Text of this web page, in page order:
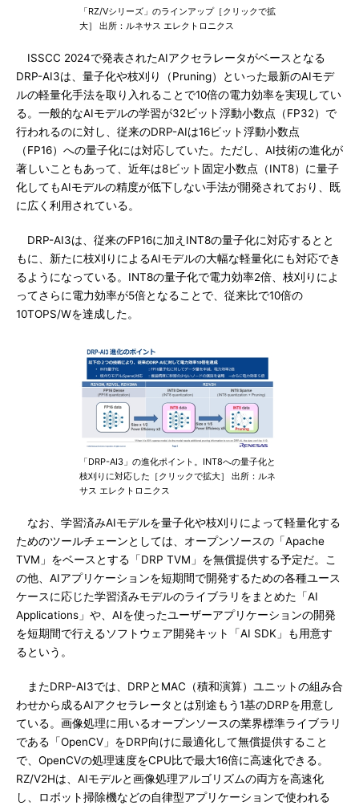
「RZ/Vシリーズ」のラインアップ［クリックで拡
大］ 出所：ルネサス エレクトロニクス
ISSCC 2024で発表されたAIアクセラレータがベースとなる
DRP-AI3は、量子化や枝刈り（Pruning）といった最新のAIモデ
ルの軽量化手法を取り入れることで10倍の電力効率を実現してい
る。一般的なAIモデルの学習が32ビット浮動小数点（FP32）で
行われるのに対し、従来のDRP-AIは16ビット浮動小数点
（FP16）への量子化には対応していた。ただし、AI技術の進化が
著しいこともあって、近年は8ビット固定小数点（INT8）に量子
化してもAIモデルの精度が低下しない手法が開発されており、既
に広く利用されている。
DRP-AI3は、従来のFP16に加えINT8の量子化に対応するとと
もに、新たに枝刈りによるAIモデルの大幅な軽量化にも対応でき
るようになっている。INT8の量子化で電力効率2倍、枝刈りによ
ってさらに電力効率が5倍となることで、従来比で10倍の
10TOPS/Wを達成した。
「DRP-AI3」の進化ポイント。INT8への量子化と
枝刈りに対応した［クリックで拡大］ 出所：ルネ
サス エレクトロニクス
なお、学習済みAIモデルを量子化や枝刈りによって軽量化する
ためのツールチェーンとしては、オープンソースの「Apache
TVM」をベースとする「DRP TVM」を無償提供する予定だ。こ
の他、AIアプリケーションを短期間で開発するための各種ユース
ケースに応じた学習済みモデルのライブラリをまとめた「AI
Applications」や、AIを使ったユーザーアプリケーションの開発
を短期間で行えるソフトウェア開発キット「AI SDK」も用意す
るという。
またDRP-AI3では、DRPとMAC（積和演算）ユニットの組み合
わせから成るAIアクセラレータとは別途もう1基のDRPを用意し
ている。画像処理に用いるオープンソースの業界標準ライブラリ
である「OpenCV」をDRP向けに最適化して無償提供すること
で、OpenCVの処理速度をCPU比で最大16倍に高速化できる。
RZ/V2Hは、AIモデルと画像処理アルゴリズムの両方を高速化
し、ロボット掃除機などの自律型アプリケーションで使われる